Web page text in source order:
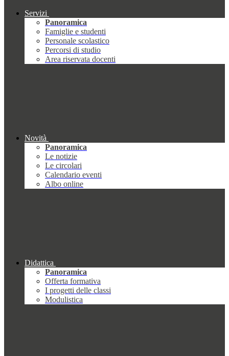
Servizi
Panoramica
Famiglie e studenti
Personale scolastico
Percorsi di studio
Area riservata docenti
Novità
Panoramica
Le notizie
Le circolari
Calendario eventi
Albo online
Didattica
Panoramica
Offerta formativa
I progetti delle classi
Modulistica